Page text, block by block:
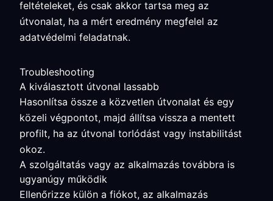
feltételeket, és csak akkor tartsa meg az
útvonalat, ha a mért eredmény megfelel az
adatvédelmi feladatnak.
Troubleshooting
A kiválasztott útvonal lassabb
Hasonlítsa össze a közvetlen útvonalat és egy
közeli végpontot, majd állítsa vissza a mentett
profilt, ha az útvonal torlódást vagy instabilitást
okoz.
A szolgáltatás vagy az alkalmazás továbbra is
ugyanúgy működik
Ellenőrizze külön a fiókot, az alkalmazás